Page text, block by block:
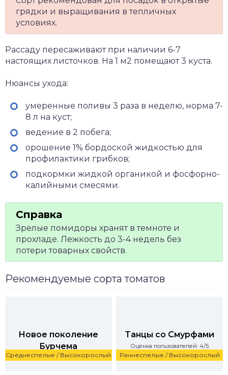
грядки и выращивания в тепличных
условиях.
Рассаду пересаживают при наличии 6-7
настоящих листочков. На 1 м2 помещают 3 куста.
Нюансы ухода:
умеренные поливы 3 раза в неделю, норма 7-
8 л на куст;
ведение в 2 побега;
орошение 1% бордоской жидкостью для
профилактики грибков;
подкормки жидкой органикой и фосфорно-
калийными смесями.
Зрелые помидоры хранят в темноте и
прохладе. Лежкость до 3-4 недель без
потери товарных свойств.
Рекомендуемые сорта томатов
Среднеспелые / Высокорослый
Новое поколение
Бурчема
Оценка пользователей: 4/5 Раннеспелые / Высокорослый
Танцы со Смурфами
Оценка пользователей: 4/5